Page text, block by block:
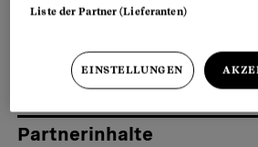
Konfitüre, Joghurt, Getreide,
schlagen sie Wurzeln.
Partnerinhalte
Liste der Partner (Lieferanten)
EINSTELLUNGEN